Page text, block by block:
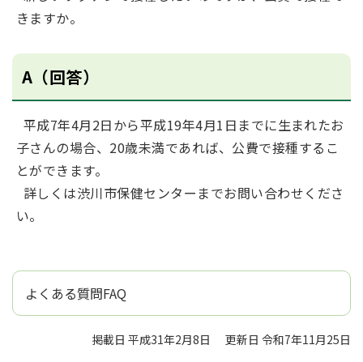
きますか。
A（回答）
平成7年4月2日から平成19年4月1日までに生まれたお
子さんの場合、20歳未満であれば、公費で接種するこ
とができます。
詳しくは渋川市保健センターまでお問い合わせくださ
い。
よくある質問FAQ
掲載日 平成31年2月8日 更新日 令和7年11月25日